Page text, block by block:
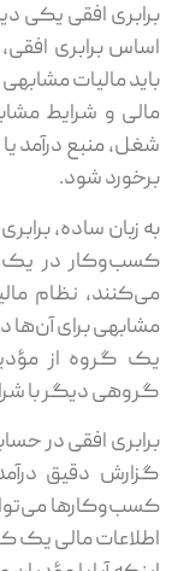
برابری افقی یکی
اساس برابری
باید مالیات
مالی و شرایط
شغل، منبع درآمد
برخورد شود.
به زبان ساده،
کسب‌وکار در یک
می‌کنند، نظام
مشابهی برای آن‌ها
یک گروه از
گروهی دیگر با
برابری افقی در
گزارش دقیق
کسب‌وکارها
اطلاعات مالی یک